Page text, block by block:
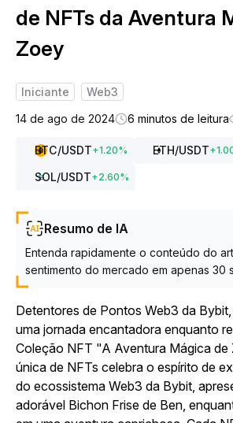
de NFTs da Aventura
Zoey
Iniciante
Web3
14 de ago de 2024
6 minutos de leitura
BTC/USDT+1.20% ETH/USDT+
SOL/USDT+2.60%
Resumo de IA
Entenda rapidamente o conteúdo do
sentimento do mercado em apenas 30
Detentores de Pontos Web3 da
uma jornada encantadora enquanto
Coleção NFT "A Aventura Mágica de
única de NFTs celebra o espírito de
do ecossistema Web3 da Bybit,
adorável Bichon Frise de Ben,